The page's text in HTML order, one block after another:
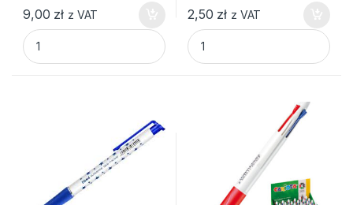
9,00 zł z VAT
DŁUGOPIS AUTOMATYCZNY METALOWY TRENDS quantity
2,50 zł z VAT
DLUGOPIS